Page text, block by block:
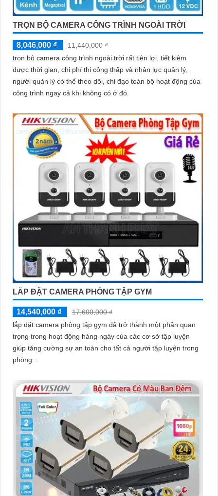
Hy vọng rằng bài viết giới thiệu trên sẽ giúp bạn thu hút được
khách hàng quan tâm đến sản phẩm Camera Hikvision giá rẻ và
chất lượng.
TRỌN BỘ CAMERA CÔNG TRÌNH NGOÀI TRỜI
8,046,000 ₫
11,440,000 ₫
trọn bộ camera công trình ngoài trời rất tiện lợi, tiết kiệm
được thời gian, chi phí thi công thấp và nhân lực quản lý,
người quản lý có thể theo dõi, chỉ đạo toàn bộ hoạt động của
công trình ngay cả khi không có ở đó.
LẮP ĐẶT CAMERA PHÒNG TẬP GYM
14,540,000 ₫
17,600,000 ₫
lắp đặt camera phòng tập gym đã trở thành một phần quan
trọng trong hoạt động hàng ngày của các cơ sở tập luyện
giúp tăng cường sự an toàn cho tất cả người tập luyện trong
phòng...